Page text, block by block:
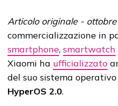
Articolo originale -
commercializzazione in
smartphone, smartwatch
Xiaomi ha ufficializzato
del suo sistema
HyperOS 2.0.